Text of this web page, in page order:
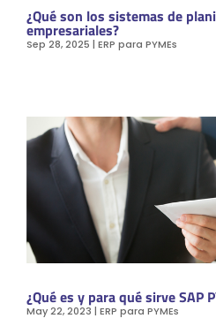
¿Qué son los sistemas de
empresariales?
Sep 28, 2025 |ERP para PYMEs
¿Qué es y para qué sirve SAP
May 22, 2023 |ERP para PYMEs